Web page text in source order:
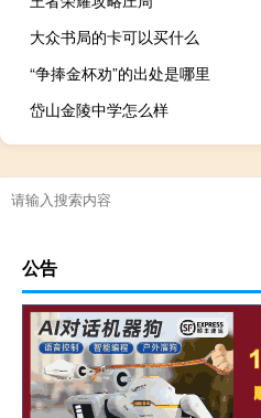
大众书局的卡可以买什么
“争捧金杯劝”的出处是哪里
岱山金陵中学怎么样
公告